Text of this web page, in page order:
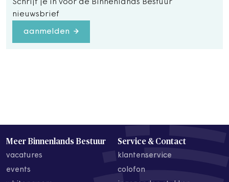
Schrijf je in voor de Binnenlands Bestuur
nieuwsbrief
aanmelden
Meer Binnenlands Bestuur
vacatures
events
Service & Contact
klantenservice
colofon